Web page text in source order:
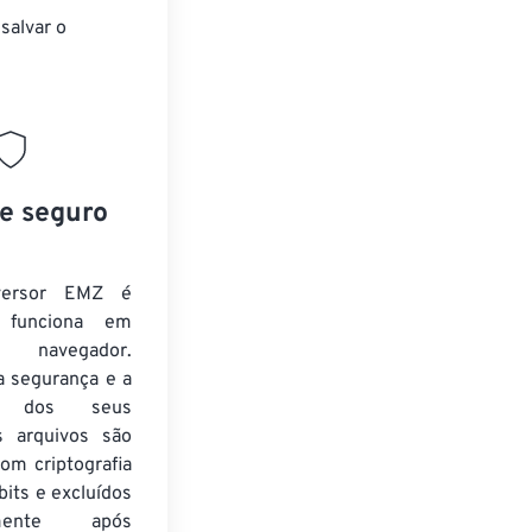
o
seguro
EMZ é
em
segurança e a
dos seus
arquivos são
criptografia
e excluídos
após